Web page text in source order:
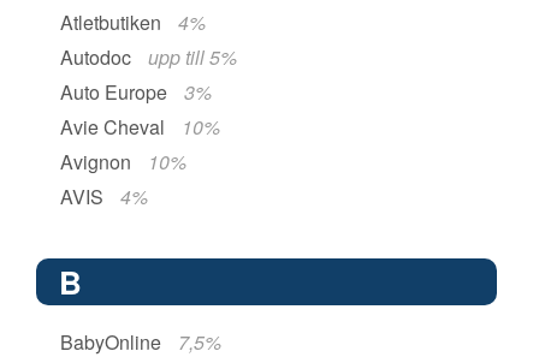
Atletbutiken
4%
Autodoc
upp till 5%
Auto Europe
3%
Avie Cheval
10%
Avignon
10%
AVIS
4%
B
BabyOnline
7,5%